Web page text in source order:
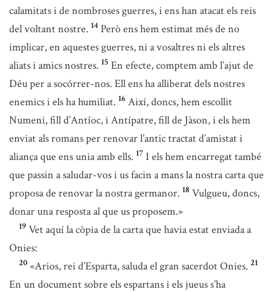
calamitats i de nombroses guerres, i ens han atacat els reis
del voltant nostre. 14 Però ens hem estimat més de no
implicar, en aquestes guerres, ni a vosaltres ni els altres
aliats i amics nostres. 15 En efecte, comptem amb l’ajut de
Déu per a socórrer-nos. Ell ens ha alliberat dels nostres
enemics i els ha humiliat. 16 Així, doncs, hem escollit
Numeni, fill d’Antíoc, i Antípatre, fill de Jàson, i els hem
enviat als romans per renovar l’antic tractat d’amistat i
aliança que ens unia amb ells. 17 I els hem encarregat també
que passin a saludar-vos i us facin a mans la nostra carta que
proposa de renovar la nostra germanor. 18 Vulgueu, doncs,
donar una resposta al que us proposem.»
19 Vet aquí la còpia de la carta que havia estat enviada a
Onies:
20 «Arios, rei d’Esparta, saluda el gran sacerdot Onies. 21
En un document sobre els espartans i els jueus s’ha